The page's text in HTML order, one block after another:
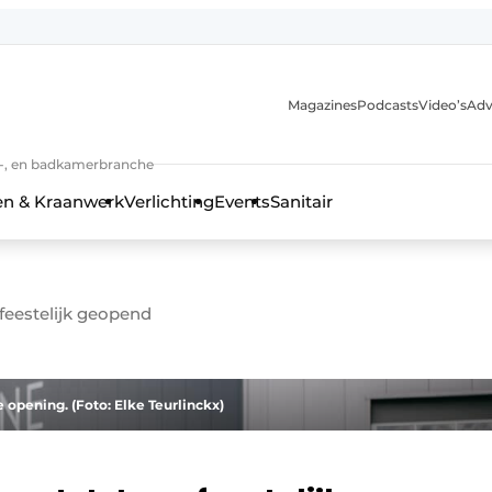
techniek in de keuken-, woon-, en badkamerbranche
en badkamerbranche
MagazinesPodcastsVideo’s
& KraanwerkVerlichtingEventsSanitair
geopend
(Foto: Elke Teurlinckx)